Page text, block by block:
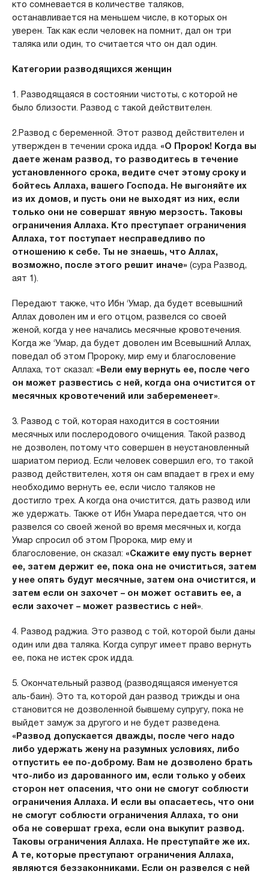
кто сомневается в количестве таляков,
останавливается на меньшем числе, в которых он
уверен. Так как если человек на помнит, дал он три
таляка или один, то считается что он дал один.
Категории разводящихся женщин
1. Разводящаяся в состоянии чистоты, с которой не
было близости. Развод с такой действителен.
2.Развод с беременной. Этот развод действителен и
утвержден в течении срока идда. «О Пророк! Когда вы
даете женам развод, то разводитесь в течение
установленного срока, ведите счет этому сроку и
бойтесь Аллаха, вашего Господа. Не выгоняйте их
из их домов, и пусть они не выходят из них, если
только они не совершат явную мерзость. Таковы
ограничения Аллаха. Кто преступает ограничения
Аллаха, тот поступает несправедливо по
отношению к себе. Ты не знаешь, что Аллах,
возможно, после этого решит иначе» (сура Развод,
аят 1).
Передают также, что Ибн ‘Умар, да будет всевышний
Аллах доволен им и его отцом, развелся со своей
женой, когда у нее начались месячные кровотечения.
Когда же ‘Умар, да будет доволен им Всевышний Аллах,
поведал об этом Пророку, мир ему и благословение
Аллаха, тот сказал: «Вели ему вернуть ее, после чего
он может развестись с ней, когда она очистится от
месячных кровотечений или забеременеет».
3. Развод с той, которая находится в состоянии
месячных или послеродового очищения. Такой развод
не дозволен, потому что совершен в неустановленный
шариатом период. Если человек совершил его, то такой
развод действителен, хотя он сам впадает в грех и ему
необходимо вернуть ее, если число таляков не
достигло трех. А когда она очистится, дать развод или
же удержать. Также от Ибн Умара передается, что он
развелся со своей женой во время месячных и, когда
Умар спросил об этом Пророка, мир ему и
благословение, он сказал: «Скажите ему пусть вернет
ее, затем держит ее, пока она не очиститься, затем
у нее опять будут месячные, затем она очистится, и
затем если он захочет – он может оставить ее, а
если захочет – может развестись с ней».
4. Развод раджиа. Это развод с той, которой были даны
один или два таляка. Когда супруг имеет право вернуть
ее, пока не истек срок идда.
5. Окончательный развод (разводящаяся именуется
аль-баин). Это та, которой дан развод трижды и она
становится не дозволенной бывшему супругу, пока не
выйдет замуж за другого и не будет разведена.
«Развод допускается дважды, после чего надо
либо удержать жену на разумных условиях, либо
отпустить ее по-доброму. Вам не дозволено брать
что-либо из дарованного им, если только у обеих
сторон нет опасения, что они не смогут соблюсти
ограничения Аллаха. И если вы опасаетесь, что они
не смогут соблюсти ограничения Аллаха, то они
оба не совершат греха, если она выкупит развод.
Таковы ограничения Аллаха. Не преступайте же их.
А те, которые преступают ограничения Аллаха,
являются беззаконниками. Если он развелся с ней